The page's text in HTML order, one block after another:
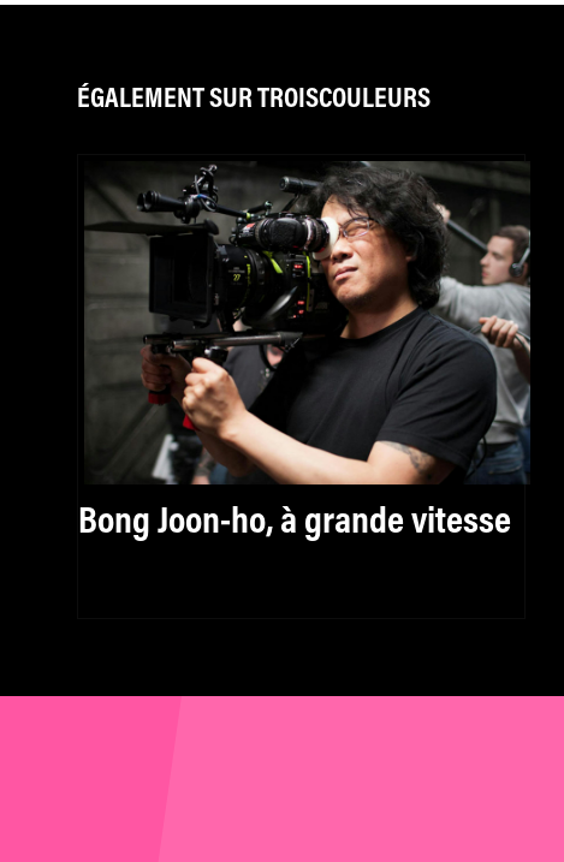
ÉGALEMENT SUR TROISCOULEURS
Bong Joon-ho, à grande vitesse